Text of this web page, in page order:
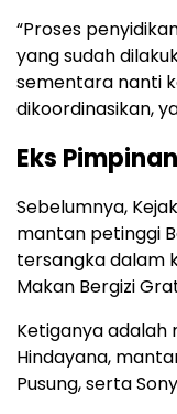
“Proses
yang sudah
sementara nanti
dikoordinasikan,
Eks
Sebelumnya,
mantan petinggi
tersangka dalam
Makan Bergizi
Ketiganya adalah
Hindayana,
Pusung, serta